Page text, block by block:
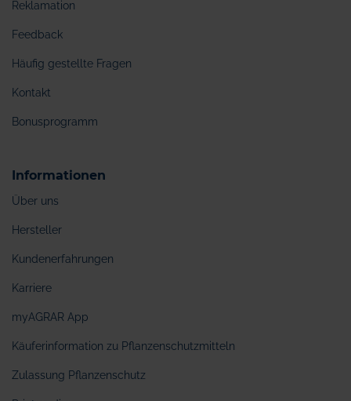
Reklamation
Feedback
Häufig gestellte Fragen
Kontakt
Bonusprogramm
Informationen
Über uns
Hersteller
Kundenerfahrungen
Karriere
myAGRAR App
Käuferinformation zu Pflanzenschutzmitteln
Zulassung Pflanzenschutz